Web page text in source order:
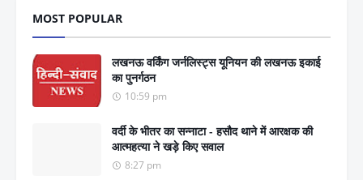
MOST POPULAR
लखनऊ वर्किंग जर्नलिस्ट्स यूनियन की लखनऊ इकाई
का पुनर्गठन
10:59 pm
वर्दी के भीतर का सन्नाटा - हसौद थाने में आरक्षक की
आत्महत्या ने खड़े किए सवाल
8:27 pm